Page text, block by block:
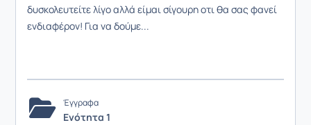
δυσκολευτείτε λίγο αλλά είμαι σίγουρη οτι θα σας φανεί
ενδιαφέρον! Για να δούμε...
Έγγραφα
Ενότητα 1